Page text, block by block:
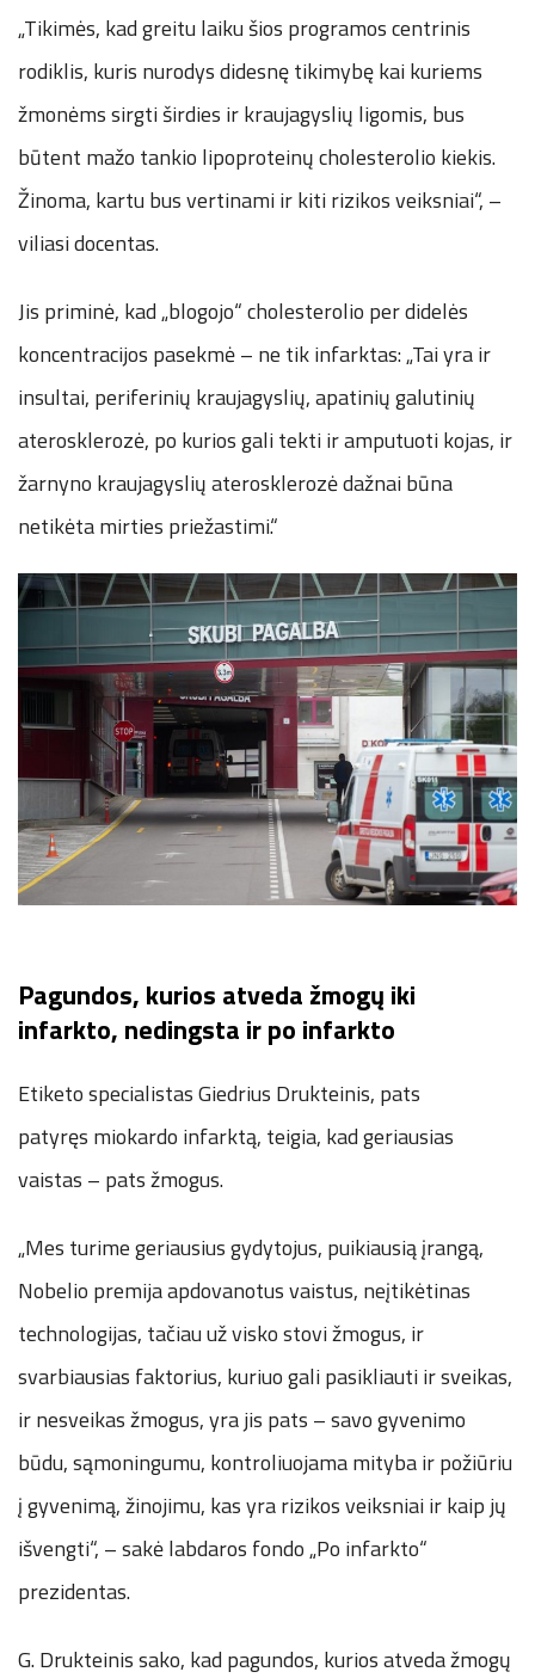
„Tikimės, kad greitu laiku šios programos centrinis
rodiklis, kuris nurodys didesnę tikimybę kai kuriems
žmonėms sirgti širdies ir kraujagyslių ligomis, bus
būtent mažo tankio lipoproteinų cholesterolio kiekis.
Žinoma, kartu bus vertinami ir kiti rizikos veiksniai“, –
viliasi docentas.
Jis priminė, kad „blogojo“ cholesterolio per didelės
koncentracijos pasekmė – ne tik infarktas: „Tai yra ir
insultai, periferinių kraujagyslių, apatinių galutinių
aterosklerozė, po kurios gali tekti ir amputuoti kojas, ir
žarnyno kraujagyslių aterosklerozė dažnai būna
netikėta mirties priežastimi.“
Pagundos, kurios atveda žmogų iki
infarkto, nedingsta ir po infarkto
Etiketo specialistas Giedrius Drukteinis, pats
patyręs miokardo infarktą, teigia, kad geriausias
vaistas – pats žmogus.
„Mes turime geriausius gydytojus, puikiausią įrangą,
Nobelio premija apdovanotus vaistus, neįtikėtinas
technologijas, tačiau už visko stovi žmogus, ir
svarbiausias faktorius, kuriuo gali pasikliauti ir sveikas,
ir nesveikas žmogus, yra jis pats – savo gyvenimo
būdu, sąmoningumu, kontroliuojama mityba ir požiūriu
į gyvenimą, žinojimu, kas yra rizikos veiksniai ir kaip jų
išvengti“, – sakė labdaros fondo „Po infarkto“
prezidentas.
G. Drukteinis sako, kad pagundos, kurios atveda žmogų